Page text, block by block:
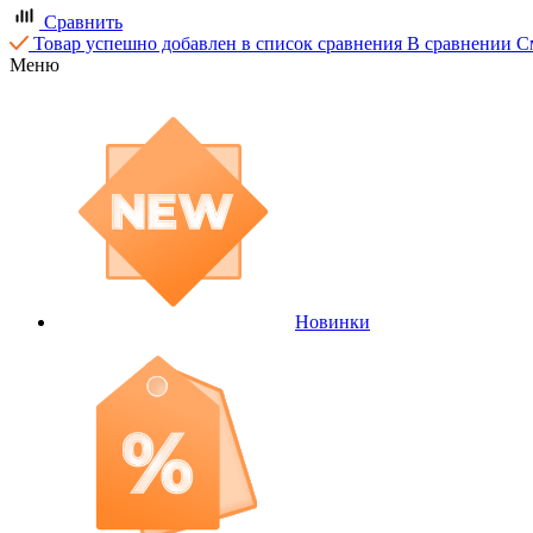
Сравнить
Товар успешно добавлен в список сравнения В сравнении
Меню
Новинки